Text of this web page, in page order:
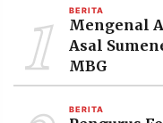
1 BERITA
Mengenal
Asal
MBG
BERITA